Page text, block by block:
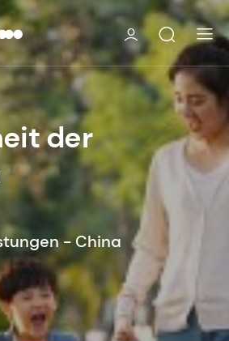
der
- China